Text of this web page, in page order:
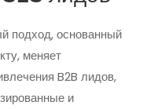
подход, основанный
меняет
B2B лидов,
и